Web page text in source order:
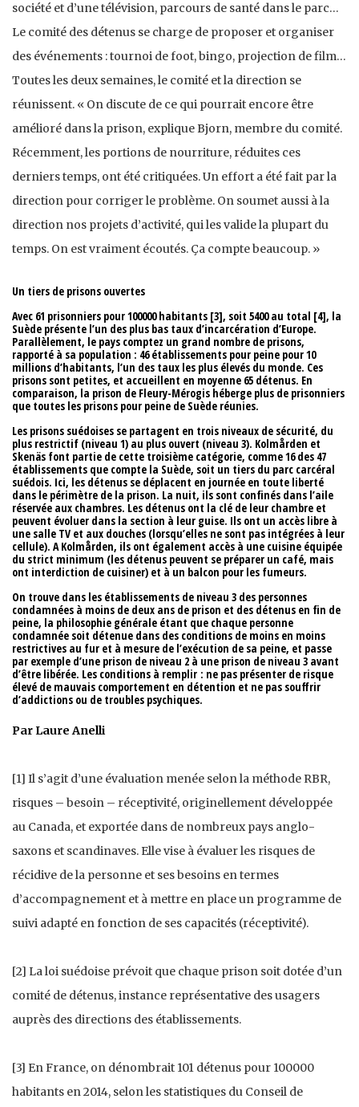
société et d’une télévision, parcours de santé dans le parc…
Le comité des détenus se charge de proposer et organiser
des événements : tournoi de foot, bingo, projection de film…
Toutes les deux semaines, le comité et la direction se
réunissent. « On discute de ce qui pourrait encore être
amélioré dans la prison, explique Bjorn, membre du comité.
Récemment, les portions de nourriture, réduites ces
derniers temps, ont été critiquées. Un effort a été fait par la
direction pour corriger le problème. On soumet aussi à la
direction nos projets d’activité, qui les valide la plupart du
temps. On est vraiment écoutés. Ça compte beaucoup. »
Un tiers de prisons ouvertes
Avec 61 prisonniers pour 100000 habitants [3], soit 5400 au total [4], la
Suède présente l’un des plus bas taux d’incarcération d’Europe.
Parallèlement, le pays comptez un grand nombre de prisons,
rapporté à sa population : 46 établissements pour peine pour 10
millions d’habitants, l’un des taux les plus élevés du monde. Ces
prisons sont petites, et accueillent en moyenne 65 détenus. En
comparaison, la prison de Fleury-Mérogis héberge plus de prisonniers
que toutes les prisons pour peine de Suède réunies.
Les prisons suédoises se partagent en trois niveaux de sécurité, du
plus restrictif (niveau 1) au plus ouvert (niveau 3). Kolmården et
Skenäs font partie de cette troisième catégorie, comme 16 des 47
établissements que compte la Suède, soit un tiers du parc carcéral
suédois. Ici, les détenus se déplacent en journée en toute liberté
dans le périmètre de la prison. La nuit, ils sont confinés dans l’aile
réservée aux chambres. Les détenus ont la clé de leur chambre et
peuvent évoluer dans la section à leur guise. Ils ont un accès libre à
une salle TV et aux douches (lorsqu’elles ne sont pas intégrées à leur
cellule). A Kolmården, ils ont également accès à une cuisine équipée
du strict minimum (les détenus peuvent se préparer un café, mais
ont interdiction de cuisiner) et à un balcon pour les fumeurs.
On trouve dans les établissements de niveau 3 des personnes
condamnées à moins de deux ans de prison et des détenus en fin de
peine, la philosophie générale étant que chaque personne
condamnée soit détenue dans des conditions de moins en moins
restrictives au fur et à mesure de l’exécution de sa peine, et passe
par exemple d’une prison de niveau 2 à une prison de niveau 3 avant
d’être libérée. Les conditions à remplir : ne pas présenter de risque
élevé de mauvais comportement en détention et ne pas souffrir
d’addictions ou de troubles psychiques.
Par Laure Anelli
[1] Il s’agit d’une évaluation menée selon la méthode RBR,
risques – besoin – réceptivité, originellement développée
au Canada, et exportée dans de nombreux pays anglo-
saxons et scandinaves. Elle vise à évaluer les risques de
récidive de la personne et ses besoins en termes
d’accompagnement et à mettre en place un programme de
suivi adapté en fonction de ses capacités (réceptivité).
[2] La loi suédoise prévoit que chaque prison soit dotée d’un
comité de détenus, instance représentative des usagers
auprès des directions des établissements.
[3] En France, on dénombrait 101 détenus pour 100000
habitants en 2014, selon les statistiques du Conseil de